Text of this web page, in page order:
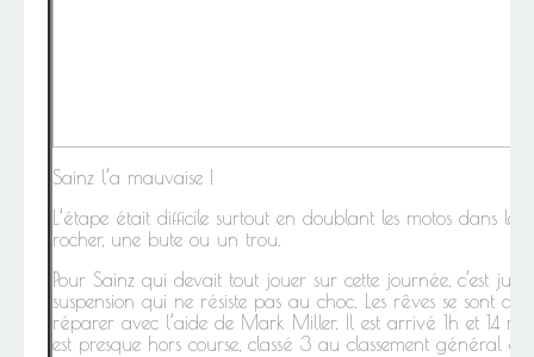
Sainz l’a mauvaise !
L’étape était difficile surtout en doublant les motos dans
rocher, une bute ou un trou.
Pour Sainz qui devait tout jouer sur cette journée, c’est
suspension qui ne résiste pas au choc. Les rêves se sont
réparer avec l’aide de Mark Miller. Il est arrivé 1h et 14
est presque hors course, classé 3 au classement général